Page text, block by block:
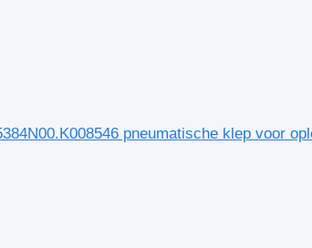
pneumatische klep voor